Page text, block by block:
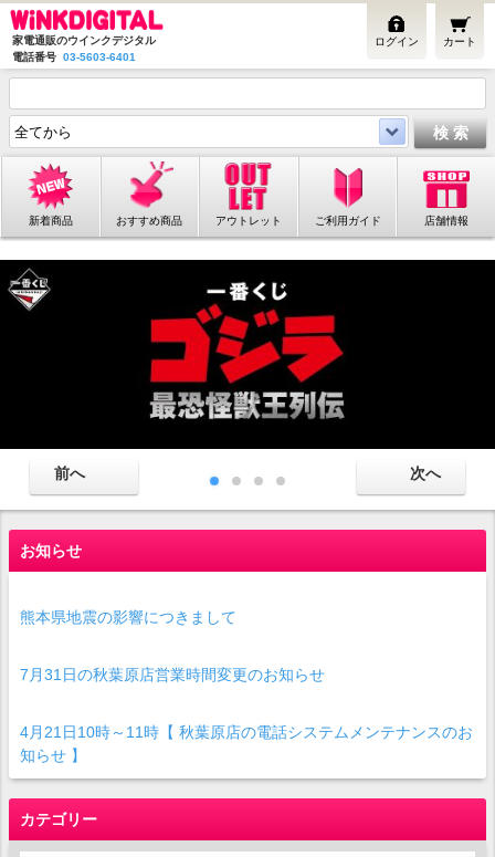
家電通販のウインクデジタル
電話番号 03-5603-6401
カート
ログイン
新着商品 おすすめ商品 アウトレット ご利用ガイド 店舗情報
お知らせ
熊本県地震の影響につきまして
7月31日の秋葉原店営業時間変更のお知らせ
4月21日10時～11時【 秋葉原店の電話システムメンテナンスのお
知らせ 】
カテゴリー